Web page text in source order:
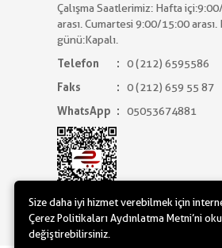
Çalışma Saatlerimiz: Hafta
arası. Cumartesi 9:00/15:00 arası.
günü:Kapalı.
Telefon
0 (212) 6595586
Faks
0 (212) 659 55 87
WhatsApp
05053674881
Size daha iyi hizmet verebilmek için
Çerez Politikaları Aydınlatma Metni’ni
değiştirebilirsiniz.